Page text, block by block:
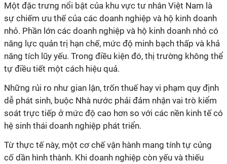
Một đặc trưng nổi bật của khu vực tư nhân Việt Nam là
sự chiếm ưu thế của các doanh nghiệp và hộ kinh doanh
nhỏ. Phần lớn các doanh nghiệp và hộ kinh doanh nhỏ có
năng lực quản trị hạn chế, mức độ minh bạch thấp và khả
năng tích lũy yếu. Trong điều kiện đó, thị trường không thể
tự điều tiết một cách hiệu quả.
Những rủi ro như gian lận, trốn thuế hay vi phạm quy định
dễ phát sinh, buộc Nhà nước phải đảm nhận vai trò kiểm
soát trực tiếp ở mức độ cao hơn so với các nền kinh tế có
hệ sinh thái doanh nghiệp phát triển.
Từ thực tế này, một cơ chế vận hành mang tính tự củng
cố dần hình thành. Khi doanh nghiệp còn yếu và thiếu